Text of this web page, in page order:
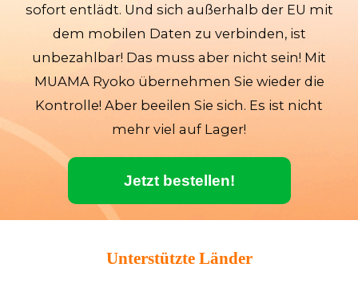
sofort entlädt. Und sich außerhalb der EU mit
dem mobilen Daten zu verbinden, ist
unbezahlbar! Das muss aber nicht sein! Mit
MUAMA Ryoko übernehmen Sie wieder die
Kontrolle! Aber beeilen Sie sich. Es ist nicht
mehr viel auf Lager!
Jetzt bestellen!
Unterstützte Länder